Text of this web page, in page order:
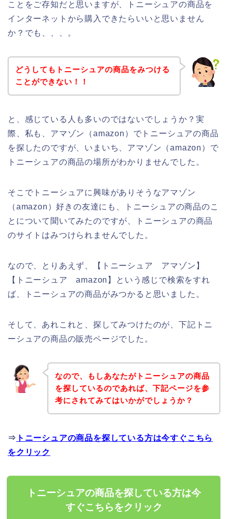
ことをご存知だと思いますが、トニーシュアの商品を
インターネットから購入できたらいいと思いません
か？でも、、、。
どうしてもトニーシュアの商品をみつける
ことができない！！
と、感じている人も多いのではないでしょうか？実
際、私も、アマゾン（amazon）でトニーシュアの商品
を探したのですが、いまいち、アマゾン（amazon）で
トニーシュアの商品の場所がわかりませんでした。
そこでトニーシュアに興味がありそうなアマゾン
（amazon）好きの友達にも、トニーシュアの商品のこ
とについて聞いてみたのですが、トニーシュアの商品
のサイトはみつけられませんでした。
なので、とりあえず、【トニーシュア アマゾン】
【トニーシュア amazon】という感じで検索をすれ
ば、トニーシュアの商品がみつかると思いました。
そして、あれこれと、探してみつけたのが、下記トニ
ーシュアの商品の販売ページでした。
なので、もしあなたがトニーシュアの商品
を探しているのであれば、下記ページを参
考にされてみてはいかがでしょうか？
⇒ トニーシュアの商品を探している方は今すぐこちら
をクリック
トニーシュアの商品を探している方は今
すぐこちらをクリック